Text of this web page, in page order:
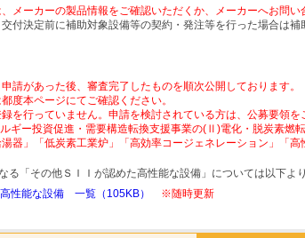
メーカーの製品情報をご確認いただくか、メーカーへお問い
付決定前に補助対象設備等の契約・発注等を行った場合は補
請があった後、審査完了したものを順次公開しております。
度本ページにてご確認ください。
を行っていません。申請を検討されている方は、公募要領を
ギー投資促進・需要構造転換支援事業の(Ⅱ)電化・脱炭素燃
器」「低炭素工業炉」「高効率コージェネレーション」「高
「その他ＳＩＩが認めた高性能な設備」については以下よ
性能な設備 一覧（105KB）
※随時更新